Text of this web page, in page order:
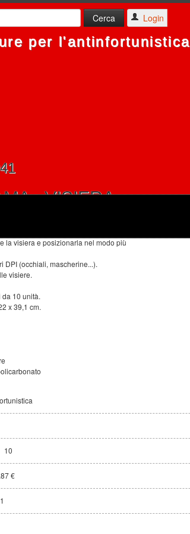
Login
per l'antinfortunistica
- VISIERA
la visiera e posizionarla nel modo più
DPI (occhiali, mascherine...).
visiere.
10 unità.
x 39,1 cm.
10
€
1